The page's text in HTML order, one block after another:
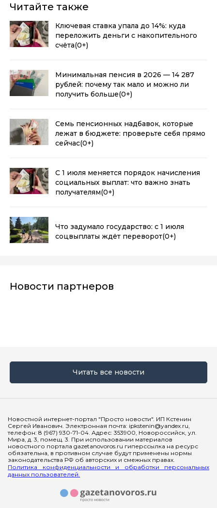
Читайте также
Ключевая ставка упала до 14%: куда
переложить деньги с накопительного
счёта(0+)
Минимальная пенсия в 2026 — 14 287
рублей: почему так мало и можно ли
получить больше(0+)
Семь пенсионных надбавок, которые
лежат в бюджете: проверьте себя прямо
сейчас(0+)
С 1 июля меняется порядок начисления
социальных выплат: что важно знать
получателям(0+)
Что задумало государство: с 1 июля
соцвыплаты ждёт переворот(0+)
Новости партнеров
Читать все новости
Новостной интернет-портал "Просто новости". ИП Кстенин
Сергей Иванович. Электронная почта: ipkstenin@yandex.ru,
телефон: 8 (967) 930-71-04. Адрес: 353900, Новороссийск, ул.
Мира, д. 3, помещ. 3. При использовании материалов
новостного портала gazetanovoros.ru гиперссылка на ресурс
обязательна, в противном случае будут применены нормы
законодательства РФ об авторских и смежных правах.
Политика конфиденциальности и обработки персональных
данных пользователей.